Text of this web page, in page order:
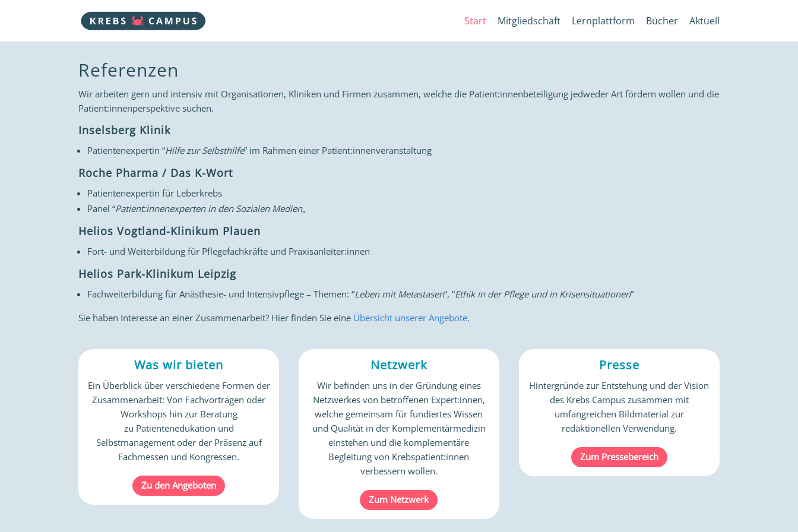
Start Mitgliedschaft Lernplattform Bücher Aktuell
Referenzen
Wir arbeiten gern und intensiv mit Organisationen, Kliniken und Firmen zusammen, welche die Patient:innenbeteiligung jedweder Art fördern wollen und die
Patient:innenperspektive suchen.
Inselsberg Klinik
Patientenexpertin “Hilfe zur Selbsthilfe” im Rahmen einer Patient:innenveranstaltung
Roche Pharma / Das K-Wort
Patientenexpertin für Leberkrebs
Panel “Patient:innenexperten in den Sozialen Medien„
Helios Vogtland-Klinikum Plauen
Fort- und Weiterbildung für Pflegefachkräfte und Praxisanleiter:innen
Helios Park-Klinikum Leipzig
Fachweiterbildung für Anästhesie- und Intensivpflege – Themen: “Leben mit Metastasen”, “Ethik in der Pflege und in Krisensituationen”
Sie haben Interesse an einer Zusammenarbeit? Hier finden Sie eine Übersicht unserer Angebote.
Was wir bieten
Ein Überblick über verschiedene Formen der
Zusammenarbeit: Von Fachvorträgen oder
Workshops hin zur Beratung
zu Patientenedukation und
Selbstmanagement oder der Präsenz auf
Fachmessen und Kongressen.
Zu den Angeboten
Netzwerk
Wir befinden uns in der Gründung eines
Netzwerkes von betroffenen Expert:innen,
welche gemeinsam für fundiertes Wissen
und Qualität in der Komplementärmedizin
einstehen und die komplementäre
Begleitung von Krebspatient:innen
verbessern wollen.
Zum Netzwerk
Presse
Hintergründe zur Entstehung und der Vision
des Krebs Campus zusammen mit
umfangreichen Bildmaterial zur
redaktionellen Verwendung.
Zum Pressebereich